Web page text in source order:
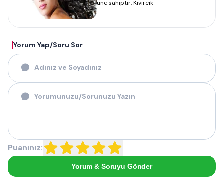
üne sahiptir. Kıvırcık
Yorum Yap/Soru Sor
Puanınız:
Yorum & Soruyu Gönder